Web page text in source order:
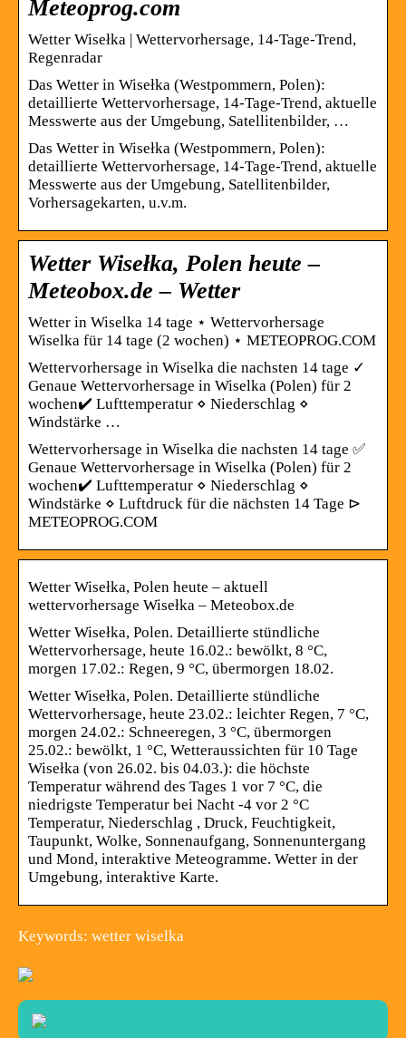
Meteoprog.com
Wetter Wisełka | Wettervorhersage, 14-Tage-Trend,
Regenradar
Das Wetter in Wisełka (Westpommern, Polen):
detaillierte Wettervorhersage, 14-Tage-Trend, aktuelle
Messwerte aus der Umgebung, Satellitenbilder, …
Das Wetter in Wisełka (Westpommern, Polen):
detaillierte Wettervorhersage, 14-Tage-Trend, aktuelle
Messwerte aus der Umgebung, Satellitenbilder,
Vorhersagekarten, u.v.m.
Wetter Wisełka, Polen heute –
Meteobox.de – Wetter
Wetter in Wiselka 14 tage ⋆ Wettervorhersage
Wiselka für 14 tage (2 wochen) ⋆ METEOPROG.COM
Wettervorhersage in Wiselka die nachsten 14 tage ✓
Genaue Wettervorhersage in Wiselka (Polen) für 2
wochen✔️ Lufttemperatur ⋄ Niederschlag ⋄
Windstärke …
Wettervorhersage in Wiselka die nachsten 14 tage ✅
Genaue Wettervorhersage in Wiselka (Polen) für 2
wochen✔️ Lufttemperatur ⋄ Niederschlag ⋄
Windstärke ⋄ Luftdruck für die nächsten 14 Tage ⊳
METEOPROG.COM
Wetter Wisełka, Polen heute – aktuell
wettervorhersage Wisełka – Meteobox.de
Wetter Wisełka, Polen. Detaillierte stündliche
Wettervorhersage, heute 16.02.: bewölkt, 8 °C,
morgen 17.02.: Regen, 9 °C, übermorgen 18.02.
Wetter Wisełka, Polen. Detaillierte stündliche
Wettervorhersage, heute 23.02.: leichter Regen, 7 °C,
morgen 24.02.: Schneeregen, 3 °C, übermorgen
25.02.: bewölkt, 1 °C, Wetteraussichten für 10 Tage
Wisełka (von 26.02. bis 04.03.): die höchste
Temperatur während des Tages 1 vor 7 °C, die
niedrigste Temperatur bei Nacht -4 vor 2 °C
Temperatur, Niederschlag , Druck, Feuchtigkeit,
Taupunkt, Wolke, Sonnenaufgang, Sonnenuntergang
und Mond, interaktive Meteogramme. Wetter in der
Umgebung, interaktive Karte.
Keywords: wetter wiselka